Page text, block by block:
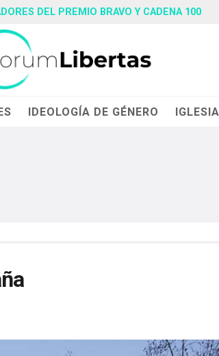
DEL PREMIO BRAVO Y CADENA 100
IDEOLOGÍA DE GÉNERO IGLESIA